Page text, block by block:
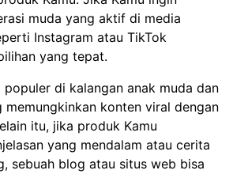
muda yang aktif di media
Instagram atau TikTok
yang tepat.
di kalangan anak muda dan
konten viral dengan
itu, jika produk Kamu
yang mendalam atau cerita
sebuah blog atau situs web bisa